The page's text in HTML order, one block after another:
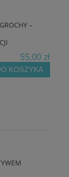
–
55,00 zł
KOSZYKA